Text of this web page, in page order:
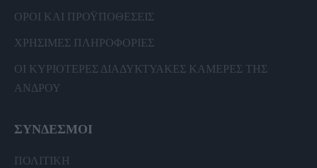
ΟΡΟΙ ΚΑΙ ΠΡΟΫΠΟΘΕΣΕΙΣ
ΧΡΗΣΙΜΕΣ ΠΛΗΡΟΦΟΡΙΕΣ
ΟΙ ΚΥΡΙΟΤΕΡΕΣ ΔΙΑΔΥΚΤΥΑΚΕΣ ΚΑΜΕΡΕΣ ΤΗΣ
ΑΝΔΡΟΥ
ΣΥΝΔΕΣΜΟΙ
ΠΟΛΙΤΙΚΗ